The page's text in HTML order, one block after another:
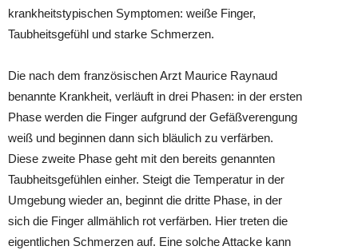
krankheitstypischen Symptomen: weiße Finger,
Taubheitsgefühl und starke Schmerzen.
Die nach dem französischen Arzt Maurice Raynaud
benannte Krankheit, verläuft in drei Phasen: in der ersten
Phase werden die Finger aufgrund der Gefäßverengung
weiß und beginnen dann sich bläulich zu verfärben.
Diese zweite Phase geht mit den bereits genannten
Taubheitsgefühlen einher. Steigt die Temperatur in der
Umgebung wieder an, beginnt die dritte Phase, in der
sich die Finger allmählich rot verfärben. Hier treten die
eigentlichen Schmerzen auf. Eine solche Attacke kann